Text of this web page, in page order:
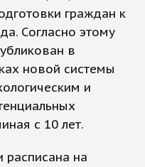
граждан к
Согласно этому
в
новой системы
и
с 10 лет.
расписана на